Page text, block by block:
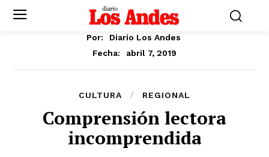
Por:
Diario Los Andes
Fecha:
abril 7, 2019
CULTURA REGIONAL
Comprensión lectora
incomprendida